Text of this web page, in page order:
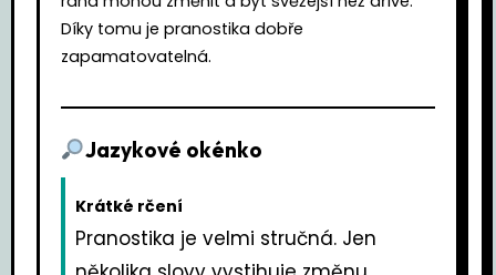
Díky tomu je pranostika dobře
zapamatovatelná.
Jazykové okénko
Krátké rčení
Pranostika je velmi stručná. Jen